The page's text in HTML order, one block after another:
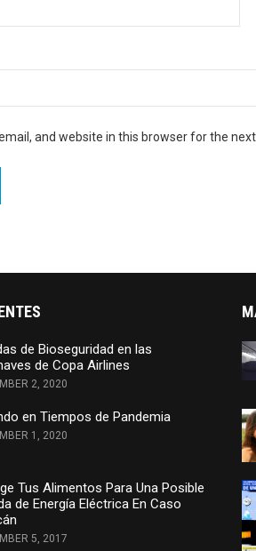
and website in this browser for the
de Bioseguridad en las
de Copa Airlines
2, 2020
en Tiempos de Pandemia
1, 2020
Tus Alimentos Para Una Posible
de Energía Eléctrica En Caso
5, 2017